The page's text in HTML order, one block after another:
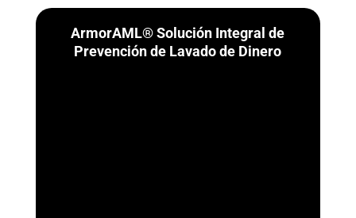
ArmorAML® Solución Integral de
Prevención de Lavado de Dinero